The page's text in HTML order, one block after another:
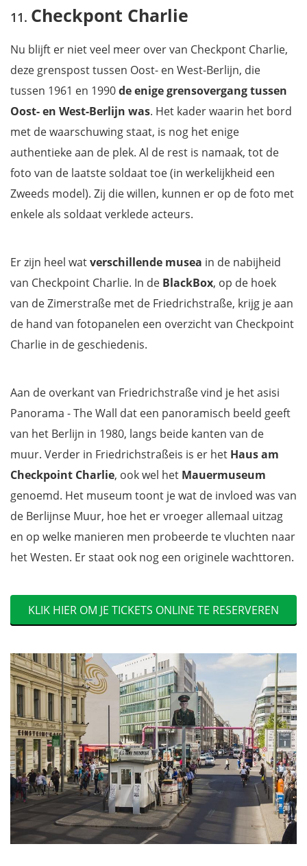
Checkpont Charlie
Nu blijft er niet veel meer over van Checkpont Charlie,
deze grenspost tussen Oost- en West-Berlijn, die
tussen 1961 en 1990de enige grensovergang tussen
Oost- en West-Berlijn was. Het kader waarin het bord
met de waarschuwing staat, is nog het enige
authentieke aan de plek. Al de rest is namaak, tot de
foto van de laatste soldaat toe (in werkelijkheid een
Zweeds model). Zij die willen, kunnen er op de foto met
enkele als soldaat verklede acteurs.
Er zijn heel watverschillende musea in de nabijheid
van Checkpoint Charlie. In de BlackBox, op de hoek
van de Zimerstraße met de Friedrichstraße, krijg je aan
de hand van fotopanelen een overzicht van Checkpoint
Charlie in de geschiedenis.
Aan de overkant van Friedrichstraße vind je het asisi
Panorama - The Wall dat een panoramisch beeld geeft
van het Berlijn in 1980, langs beide kanten van de
muur. Verder in Friedrichstraßeis is er het Haus am
Checkpoint Charlie, ook wel het Mauermuseum
genoemd. Het museum toont je wat de invloed was van
de Berlijnse Muur, hoe het er vroeger allemaal uitzag
en op welke manieren men probeerde te vluchten naar
het Westen. Er staat ook nog een originele wachttoren.
KLIK HIER OM JE TICKETS ONLINE TE RESERVEREN